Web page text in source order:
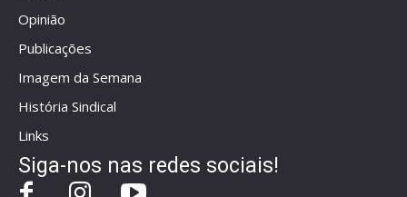
Opinião
Publicações
Imagem da Semana
História Sindical
Links
Siga-nos nas redes sociais!